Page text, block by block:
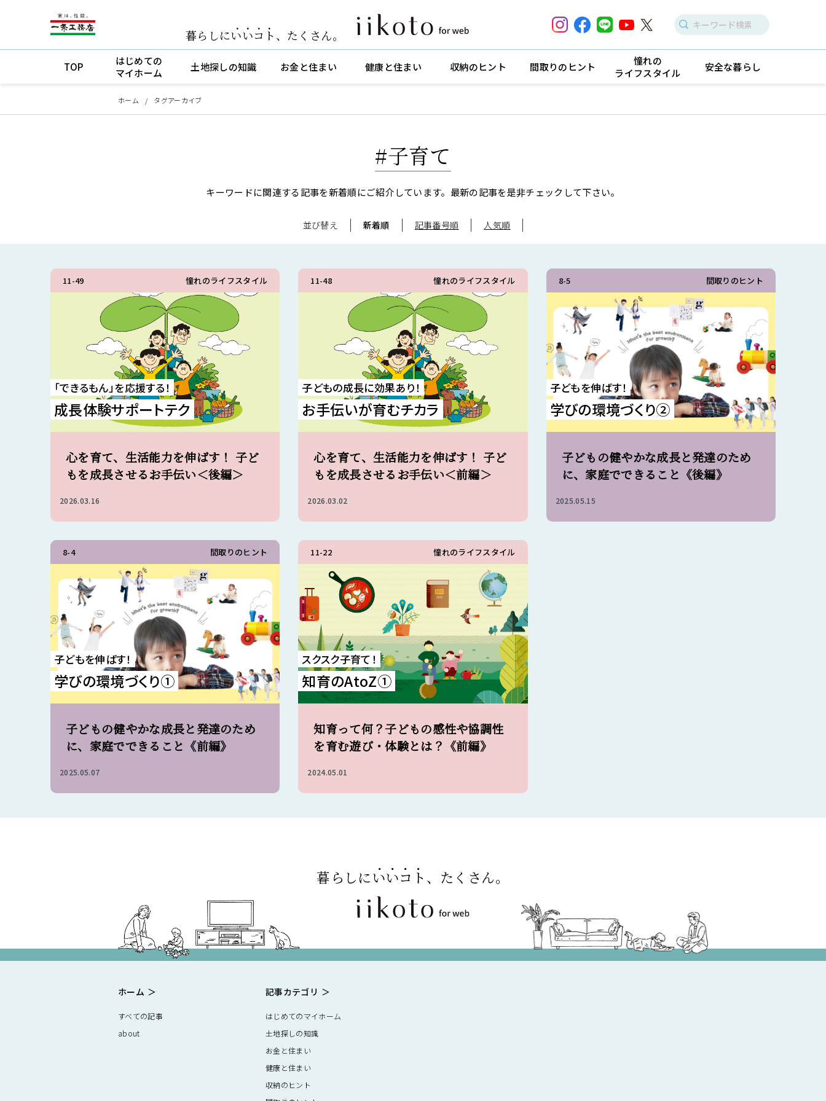
暮らしにいいコト 、 たくさん。
TOP
はじめての
マイホーム
土地探しの知識 お金と住まい 健康と住まい 収納のヒント 間取りのヒント
憧れの
ライフスタイル
安全な暮らし
ホーム タグアーカイブ
#子育て
キーワードに関連する記事を新着順にご紹介しています。 最新の記事を是非チェックして下さい。
並び替え 新着順 記事番号順 人気順
11-49 憧れのライフスタイル
「できるもん」を応援する！
成長体験サポートテク
心を育て、生活能力を伸ばす！ 子ど
もを成長させるお手伝い＜後編＞
2026.03.16
11-48 憧れのライフスタイル
子どもの成長に効果あり！
お手伝いが育むチカラ
心を育て、生活能力を伸ばす！ 子ど
もを成長させるお手伝い＜前編＞
2026.03.02
8-5 間取りのヒント
子どもを伸ばす！
学びの環境づくり②
子どもの健やかな成長と発達のため
に、家庭でできること《後編》
2025.05.15
8-4 間取りのヒント
子どもを伸ばす！
学びの環境づくり①
子どもの健やかな成長と発達のため
に、家庭でできること《前編》
2025.05.07
11-22 憧れのライフスタイル
スクスク子育て！
知育のAtoZ①
知育って何？子どもの感性や協調性
を育む遊び・体験とは？《前編》
2024.05.01
暮らしにいいコト、たくさん。
ホーム
すべての記事
about
記事カテゴリ
はじめてのマイホーム
土地探しの知識
お金と住まい
健康と住まい
収納のヒント